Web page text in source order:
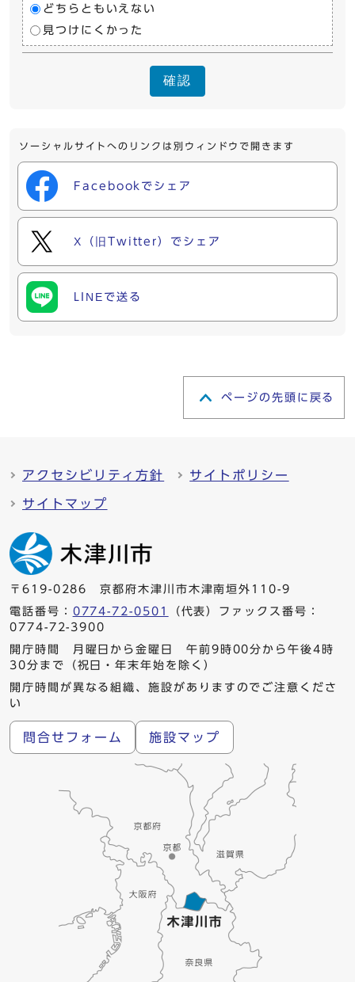
どちらともいえない
見つけにくかった
確認
ソーシャルサイトへのリンクは別ウィンドウで開きます
Facebookでシェア
X（旧Twitter）でシェア
LINEで送る
ページの先頭に戻る
アクセシビリティ方針 サイトポリシー
サイトマップ
〒619-0286 京都府木津川市木津南垣外110-9
電話番号： 0774-72-0501
（代表）ファックス番号：
0774-72-3900
開庁時間 月曜日から金曜日 午前9時00分から午後4時
30分まで（祝日・年末年始を除く）
開庁時間が異なる組織、施設がありますのでご注意くださ
い
問合せフォーム 施設マップ